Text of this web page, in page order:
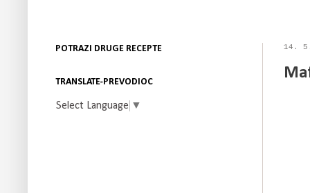
14.
POTRAZI DRUGE RECEPTE
TRANSLATE-PREVODIOC
Select Language ▼